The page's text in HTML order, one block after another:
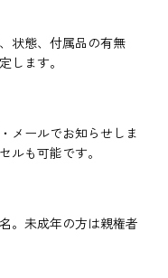
状態、付属品の有無
します。
メールでお知らせしま
ルも可能です。
。未成年の方は親権者